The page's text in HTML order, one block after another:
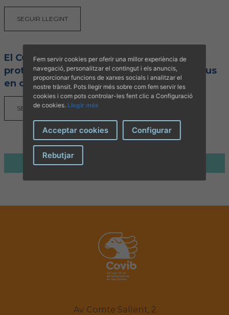
SEGUIR LLEGINT
El COVIB informa els veterinaris sobre els
protocols a seguir davant el West Nile Virus
en cavalls després del cas detectat a
Menorca i transmet calma a la ciutadania
SEGUIR LLEGINT
1
Av. Comte Sallent, 2
Fem servir cookies per oferir una millor experiència de
navegació, personalitzar el contingut i els anuncis,
proporcionar funcions de xarxes socials i analitzar el
nostre trànsit. Pots llegir més sobre com fem servir les
cookies i com pots controlar-les fent clic a Configuració
de cookies. Llegir més
Acceptar cookies Configurar
Rebutjar